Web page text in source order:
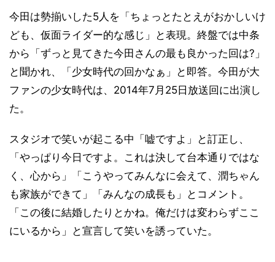
今田は勢揃いした5人を「ちょっとたとえがおかしいけ
ども、仮面ライダー的な感じ」と表現。終盤では中条
から「ずっと見てきた今田さんの最も良かった回は?」
と聞かれ、「少女時代の回かなぁ」と即答。今田が大
ファンの少女時代は、2014年7月25日放送回に出演し
た。
スタジオで笑いが起こる中「嘘ですよ」と訂正し、
「やっぱり今日ですよ。これは決して台本通りではな
く、心から」「こうやってみんなに会えて、潤ちゃん
も家族ができて」「みんなの成長も」とコメント。
「この後に結婚したりとかね。俺だけは変わらずここ
にいるから」と宣言して笑いを誘っていた。